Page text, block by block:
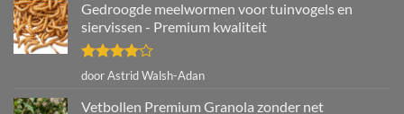
Gedroogde meelwormen voor tuinvogels en
siervissen - Premium kwaliteit
Gewaardeerd
door Astrid Walsh-Adan
Vetbollen Premium Granola zonder net